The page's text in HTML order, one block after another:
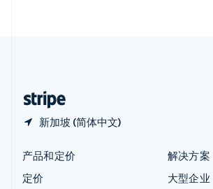
新加坡 (简体中文)
产品和定价
定价
解决方案
大型企业